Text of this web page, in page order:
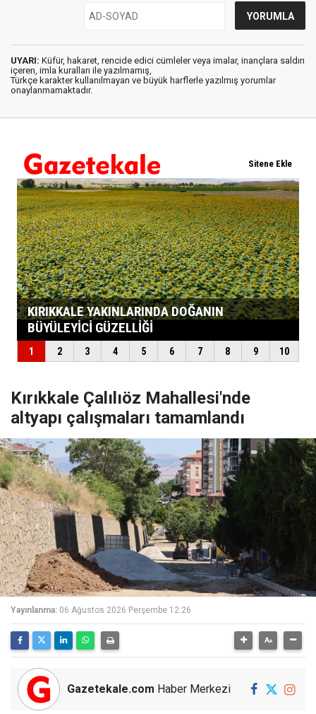
UYARI: Küfür, hakaret, rencide edici cümleler veya imalar, inançlara saldırı
içeren, imla kuralları ile yazılmamış,
Türkçe karakter kullanılmayan ve büyük harflerle yazılmış yorumlar
onaylanmamaktadır.
Kırıkkale Çalılıöz Mahallesi'nde
altyapı çalışmaları tamamlandı
Yayınlanma: 06 Ağustos 2026 Perşembe 12:26
Gazetekale.com Haber Merkezi